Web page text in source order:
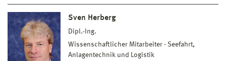
Sven Herberg
Dipl.-Ing.
Wissenschaftlicher Mitarbeiter
Seefahrt,
Anlagentechnik und Logistik